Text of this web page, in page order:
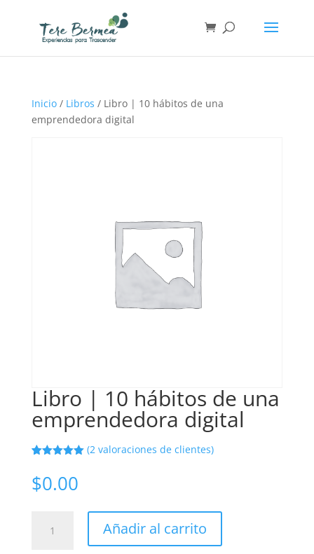
Inicio/ Libros / Libro | 10 hábitos de una
emprendedora digital
Libro | 10 hábitos de una
emprendedora digital
con
5 en base
(2 valoraciones de clientes)
$0.00
Añadir al carrito